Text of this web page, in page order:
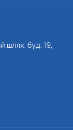
шлях, буд. 19,